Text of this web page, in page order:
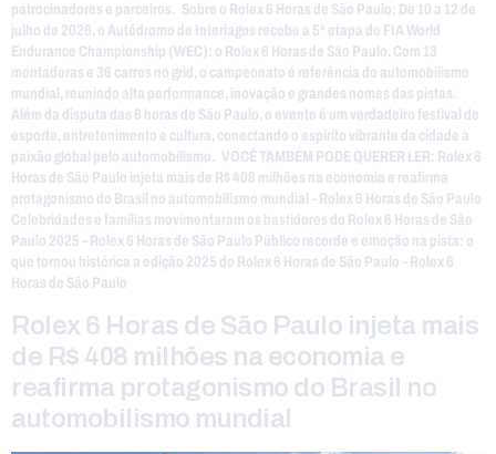
patrocinadores e parceiros. Sobre o Rolex 6 Horas de São Paulo: De 10 a 12 de
julho de 2026, o Autódromo de Interlagos recebe a 5ª etapa do FIA World
Endurance Championship (WEC): o Rolex 6 Horas de São Paulo. Com 13
montadoras e 36 carros no grid, o campeonato é referência do automobilismo
mundial, reunindo alta performance, inovação e grandes nomes das pistas.
Além da disputa das 6 horas de São Paulo, o evento é um verdadeiro festival de
esporte, entretenimento e cultura, conectando o espírito vibrante da cidade à
paixão global pelo automobilismo. VOCÊ TAMBÉM PODE QUERER LER: Rolex 6
Horas de São Paulo injeta mais de R$ 408 milhões na economia e reafirma
protagonismo do Brasil no automobilismo mundial – Rolex 6 Horas de São Paulo
Celebridades e famílias movimentaram os bastidores do Rolex 6 Horas de São
Paulo 2025 – Rolex 6 Horas de São Paulo Público recorde e emoção na pista: o
que tornou histórica a edição 2025 do Rolex 6 Horas de São Paulo – Rolex 6
Horas de São Paulo
Rolex 6 Horas de São Paulo injeta mais
de R$ 408 milhões na economia e
reafirma protagonismo do Brasil no
automobilismo mundial